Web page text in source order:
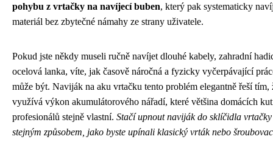
pohybu z vrtačky na navíjecí buben, který pak systematicky
materiál bez zbytečné námahy ze strany uživatele.
Pokud jste někdy museli ručně navíjet dlouhé kabely, zahradní
ocelová lanka, víte, jak časově náročná a fyzicky vyčerpávající
může být. Naviják na aku vrtačku tento problém elegantně řeší tím,
využívá výkon akumulátorového nářadí, které většina domácích
profesionálů stejně vlastní. Stačí upnout naviják do sklíčidla vrtačky
stejným způsobem, jako byste upínali klasický vrták nebo